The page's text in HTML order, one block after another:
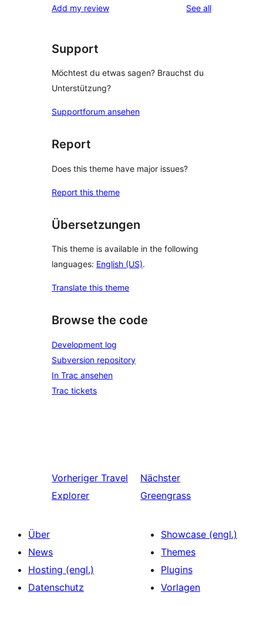
Add my review See allreviews
Support
Möchtest du etwas sagen? Brauchst du
Unterstützung?
Supportforum ansehen
Report
Does this theme have major issues?
Report this theme
Übersetzungen
This theme is available in the following
languages: English (US).
Translate this theme
Browse the code
Development log
Subversion repository
In Trac ansehen
Trac tickets
Vorheriger Travel
Explorer
Nächster
Greengrass
Über
News
Hosting (engl.)
Datenschutz
Showcase (engl.)
Themes
Plugins
Vorlagen